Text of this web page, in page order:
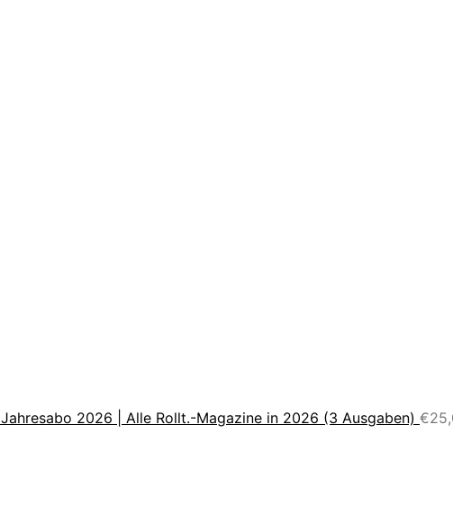
Jahresabo 2026 | Alle Rollt.-Magazine in 2026 (3 Ausgaben) €